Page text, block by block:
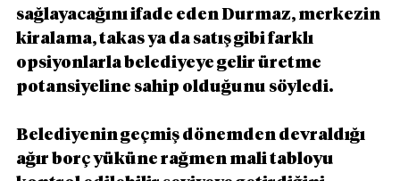
sağlayacağını ifade eden Durmaz, merkezin
kiralama, takas ya da satış gibi farklı
opsiyonlarla belediyeye gelir üretme
potansiyeline sahip olduğunu söyledi.
Belediyenin geçmiş dönemden devraldığı
ağır borç yüküne rağmen mali tabloyu